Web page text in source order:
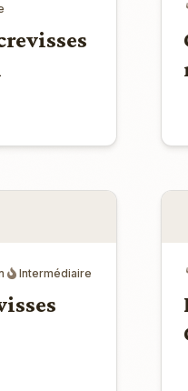
Intermédiaire